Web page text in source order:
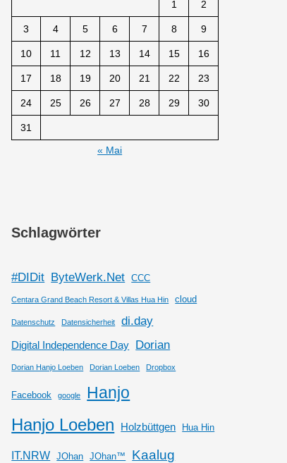
1 2
3 4 5 6 7 8 9
10 11 12 13 14 15 16
17 18 19 20 21 22 23
24 25 26 27 28 29 30
31
« Mai
Schlagwörter
#DIDit ByteWerk.Net CCC
Centara Grand Beach Resort & Villas Hua Hin cloud
Datenschutz Datensicherheit di.day
Digital Independence Day Dorian
Dorian Hanjo Loeben Dorian Loeben Dropbox
Facebook google
Hanjo
Hanjo Loeben
Holzbüttgen Hua Hin
IT.NRW JOhan JOhan™ Kaalug